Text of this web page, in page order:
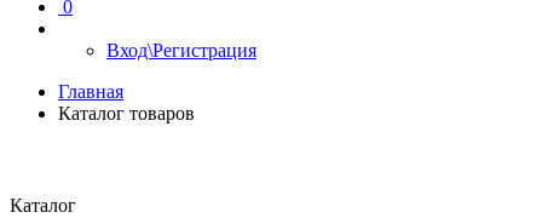
0
Вход\Регистрация
Главная
Каталог товаров
Каталог